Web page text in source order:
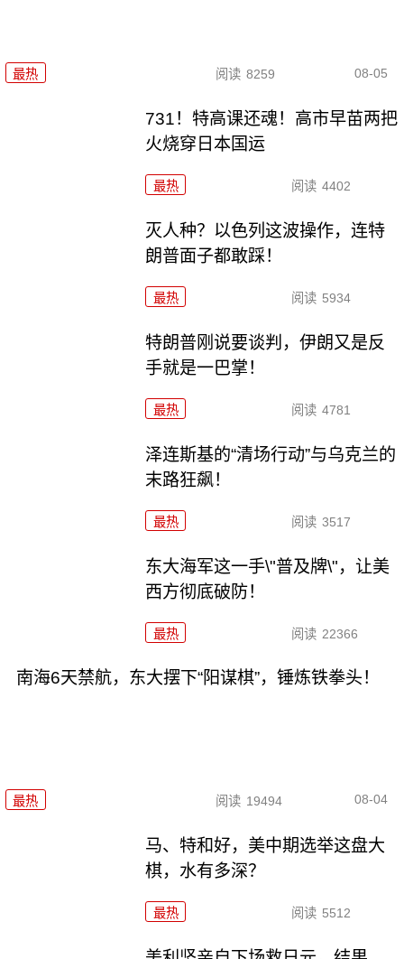
最热 阅读 8259 08-05
731！特高课还魂！高市早苗两把
火烧穿日本国运
最热 阅读 4402
灭人种？以色列这波操作，连特
朗普面子都敢踩！
最热 阅读 5934
特朗普刚说要谈判，伊朗又是反
手就是一巴掌！
最热 阅读 4781
泽连斯基的“清场行动”与乌克兰的
末路狂飙！
最热 阅读 3517
东大海军这一手\"普及牌\"，让美
西方彻底破防！
最热 阅读 22366
南海6天禁航，东大摆下“阳谋棋”，锤炼铁拳头！
最热 阅读 19494 08-04
马、特和好，美中期选举这盘大
棋，水有多深？
最热 阅读 5512